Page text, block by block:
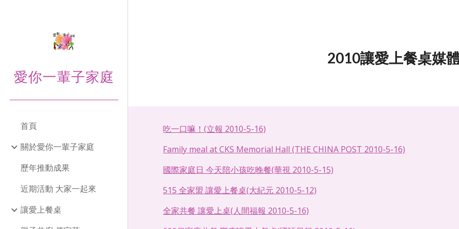
愛你一輩子家庭
首頁
關於愛你一輩子家庭
歷年推動成果
近期活動 大家一起來
讓愛上餐桌
2010讓愛上餐桌媒
吃一口嘛！(立報 2010-5-16)
Family meal at CKS Memorial Hall (THE CHINA POST 2010-5-16)
國際家庭日 今天陪小孩吃晚餐(華視 2010-5-15)
515 全家盟 讓愛上餐桌(大紀元 2010-5-12)
全家共餐 讓愛上桌(人間福報 2010-5-16)